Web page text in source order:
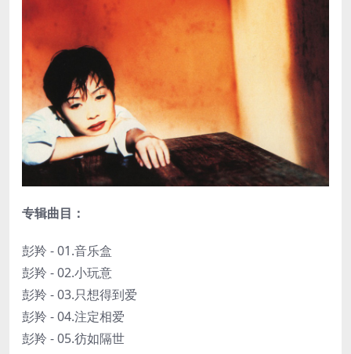
专辑曲目：
彭羚 - 01.音乐盒
彭羚 - 02.小玩意
彭羚 - 03.只想得到爱
彭羚 - 04.注定相爱
彭羚 - 05.彷如隔世